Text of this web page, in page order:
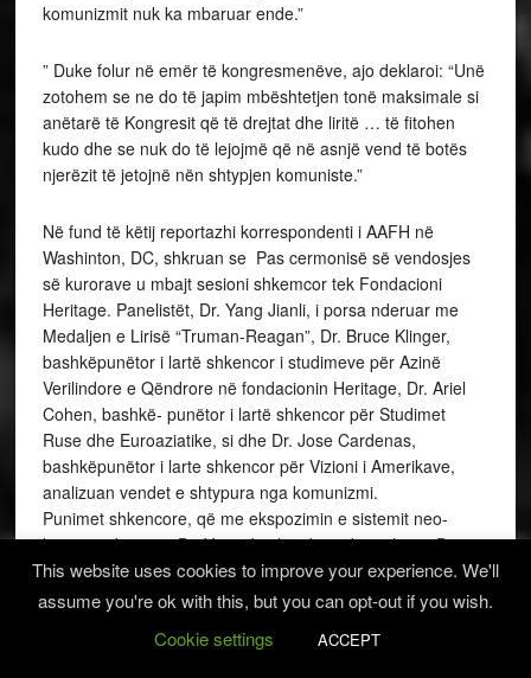
komunizmit nuk ka mbaruar ende.”
” Duke folur në emër të kongresmenëve, ajo deklaroi: “Unë
zotohem se ne do të japim mbështetjen tonë maksimale si
anëtarë të Kongresit që të drejtat dhe liritë … të fitohen
kudo dhe se nuk do të lejojmë që në asnjë vend të botës
njerëzit të jetojnë nën shtypjen komuniste.”
Në fund të këtij reportazhi korrespondenti i AAFH në
Washinton, DC, shkruan se Pas cermonisë së vendosjes
së kurorave u mbajt sesioni shkemcor tek Fondacioni
Heritage. Panelistët, Dr. Yang Jianli, i porsa nderuar me
Medaljen e Lirisë “Truman-Reagan”, Dr. Bruce Klinger,
bashkëpunëtor i lartë shkencor i studimeve për Azinë
Verilindore e Qëndrore në fondacionin Heritage, Dr. Ariel
Cohen, bashkë- punëtor i lartë shkencor për Studimet
Ruse dhe Euroaziatike, si dhe Dr. Jose Cardenas,
bashkëpunëtor i larte shkencor për Vizioni i Amerikave,
analizuan vendet e shtypura nga komunizmi.
Punimet shkencore, që me ekspozimin e sistemit neo-
komunist kinez të Dr. Yang Jianli e deri tek analiza e Dr.
Cohen për gulagët sllavë, pasqyruan tmerret e komunizmit
dhe theksuan rëndësinë e thirrjes së Dr. Lee Edwards në
duhet të harrojmë viktimat e sistemit komunist.”
This website uses cookies to improve your experience. We'll
assume you're ok with this, but you can opt-out if you wish.
Cookie settings
ACCEPT